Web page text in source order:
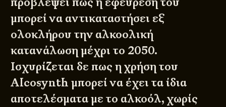
μπορεί να αντικαταστήσει εξ
ολοκλήρου την αλκοολική
κατανάλωση μέχρι το 2050.
Ισχυρίζεται δε πως η χρήση του
Alcosynth μπορεί να έχει τα ίδια
αποτελέσματα με το αλκοόλ, χωρίς